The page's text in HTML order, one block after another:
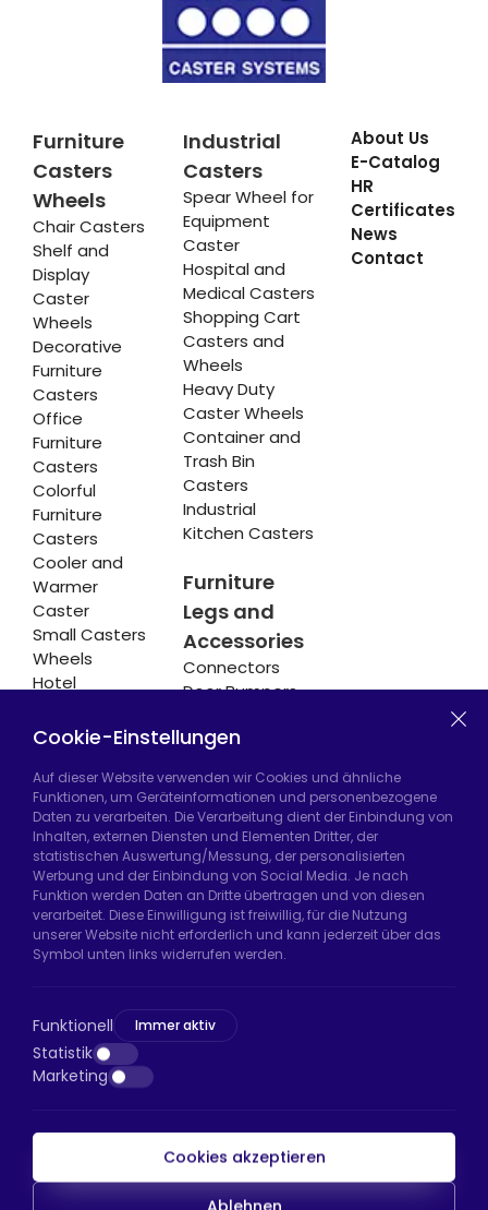
Furniture
Casters
Wheels
Chair Casters
Shelf and
Display
Caster
Wheels
Decorative
Furniture
Casters
Office
Furniture
Casters
Colorful
Furniture
Casters
Cooler and
Warmer
Caster
Small Casters
Wheels
Hotel
Casters
Industrial
Casters
Spear Wheel for
Equipment
Caster
Hospital and
Medical Casters
Shopping Cart
Casters and
Wheels
Heavy Duty
Caster Wheels
Container and
Trash Bin
Casters
Industrial
Kitchen Casters
Furniture
Legs and
Accessories
Connectors
Door Bumpers
About Us
E-Catalog
HR
Certificates
News
Contact
Hadımköy Fabrik:Atatürk Sanayi Bölgesi,
Uzunçayır Caddesi, No:11 Hadımköy, 34555
Arnavutköy/İstanbul
Telefon: +90 212 640 66 46
E-Mail: export@htsteker.com
D:a, 34045 Bayrampaşa/İstanbul
Telefon:+90 530 044 64 87
E-Mail: info@htsteker.com
HTS-Zahlung
Cookie-Einstellungen
Auf dieser Website verwenden wir Cookies und ähnliche
Funktionen, um Geräteinformationen und personenbezogene
Daten zu verarbeiten. Die Verarbeitung dient der Einbindung von
Inhalten, externen Diensten und Elementen Dritter, der
statistischen Auswertung/Messung, der personalisierten
Werbung und der Einbindung von Social Media. Je nach
Funktion werden Daten an Dritte übertragen und von diesen
verarbeitet. Diese Einwilligung ist freiwillig, für die Nutzung
unserer Website nicht erforderlich und kann jederzeit über das
Symbol unten links widerrufen werden.
Funktionell Immer aktiv
Statistik
Marketing
Cookies akzeptieren
Ablehnen